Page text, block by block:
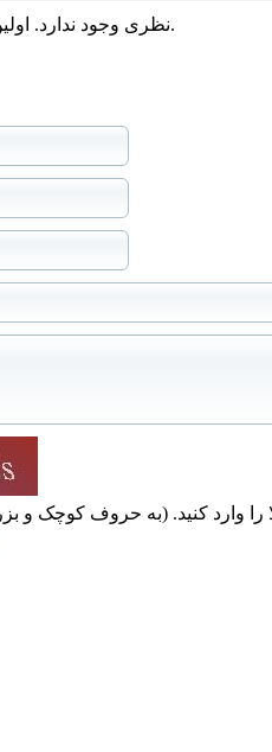
نظری وجود ندارد. اولین فردی باشید که نظر می‌دهد.
را وارد کنید. (به حروف کوچک